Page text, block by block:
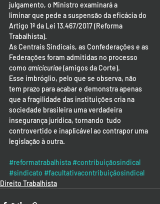
julgamento, o Ministro examinará a
liminar que pede a suspensão da eficácia do
Artigo 1º da Lei 13.467/2017 (Reforma
Trabalhista).
As Centrais Sindicais, as Confederações e as
Federações foram admitidas no processo
como amicicuriae (amigos da Corte).
Esse imbróglio, pelo que se observa, não
tem prazo para acabar e demonstra apenas
que a fragilidade das instituições cria na
sociedade brasileira uma verdadeira
insegurança jurídica, tornando  tudo
controvertido e inaplicável ao contrapor uma
legislação à outra.
#reformatrabalhista #contribuiçãosindical
#sindicato #facultativacontribuiçãosindical
Direito Trabalhista